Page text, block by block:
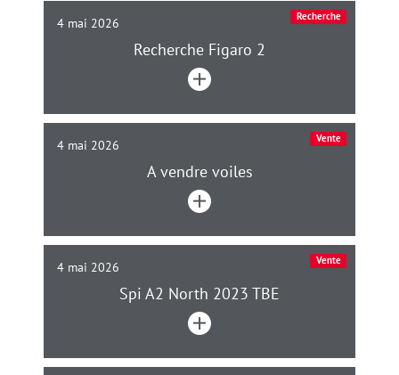
4 mai 2026 Recherche
Recherche Figaro 2
4 mai 2026 Vente
A vendre voiles
4 mai 2026 Vente
Spi A2 North 2023 TBE